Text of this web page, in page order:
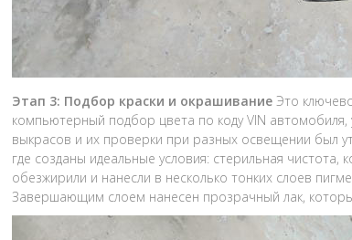
Этап 3: Подбор краски и окрашивание Это
компьютерный подбор цвета по коду VIN
выкрасов и их проверки при разных освещении был
где созданы идеальные условия: стерильная
обезжирили и нанесли в несколько тонких слоев
Завершающим слоем нанесен прозрачный лак,